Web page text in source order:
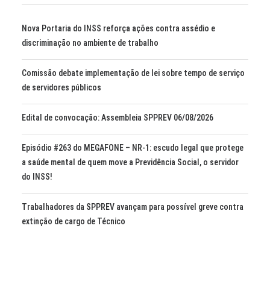
Nova Portaria do INSS reforça ações contra assédio e
discriminação no ambiente de trabalho
Comissão debate implementação de lei sobre tempo de serviço
de servidores públicos
Edital de convocação: Assembleia SPPREV 06/08/2026
Episódio #263 do MEGAFONE – NR-1: escudo legal que protege
a saúde mental de quem move a Previdência Social, o servidor
do INSS!
Trabalhadores da SPPREV avançam para possível greve contra
extinção de cargo de Técnico